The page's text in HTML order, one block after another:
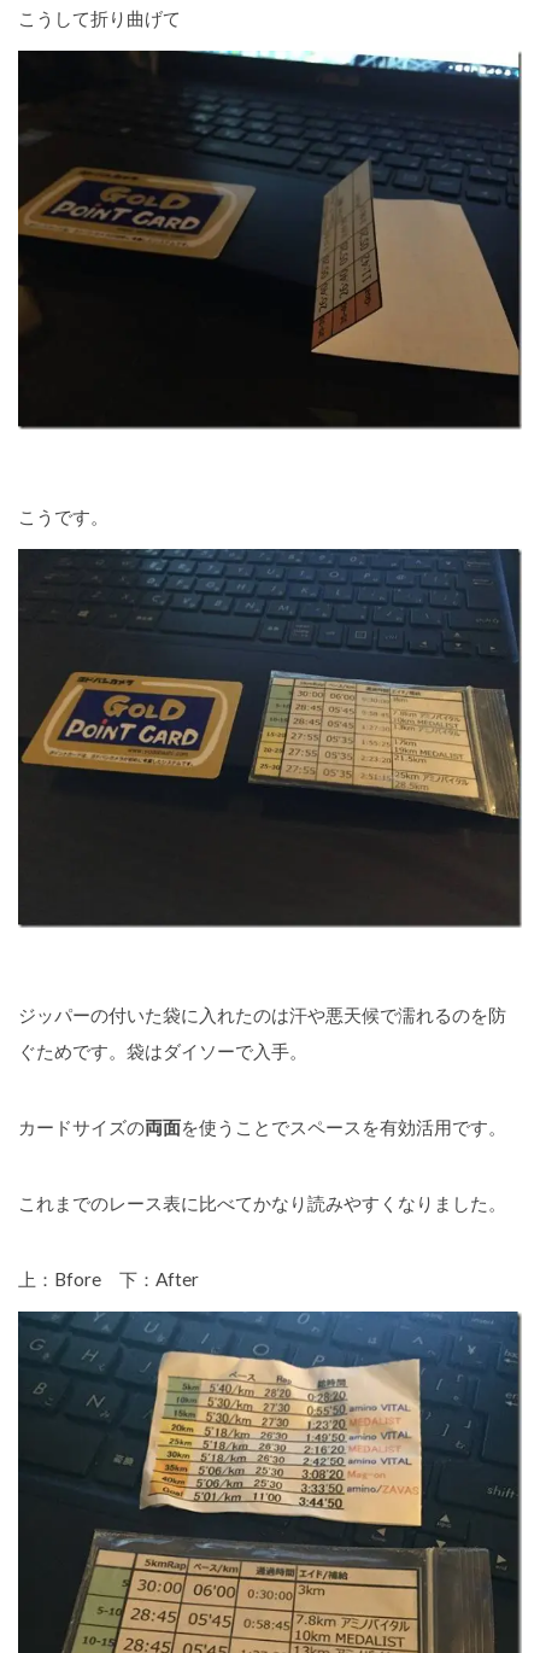
こうして折り曲げて
こうです。
ジッパーの付いた袋に入れたのは汗や悪天候で濡れるのを防
ぐためです。袋はダイソーで入手。
カードサイズの両面を使うことでスペースを有効活用です。
これまでのレース表に比べてかなり読みやすくなりました。
上：Bfore 下：After